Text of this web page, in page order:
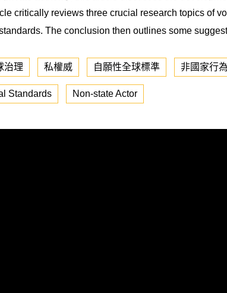
critically reviews three crucial research topics of
The conclusion then outlines some
治理 私權威 自願性全球標準 非國家行
Standards Non-state Actor